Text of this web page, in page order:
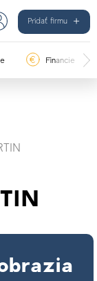
Pridať firmu
Financie